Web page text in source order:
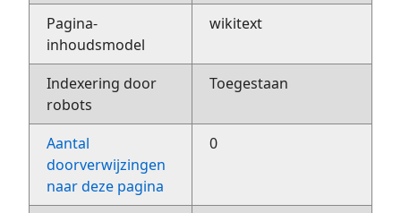
Pagina-
inhoudsmodel
wikitext
Indexering door
robots
Toegestaan
Aantal
doorverwijzingen
naar deze pagina
0